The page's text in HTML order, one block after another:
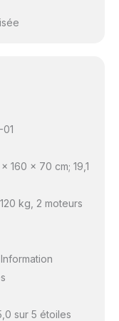
160 x 70 cm; 19,1
kg, 2 moteurs
sur 5 étoiles